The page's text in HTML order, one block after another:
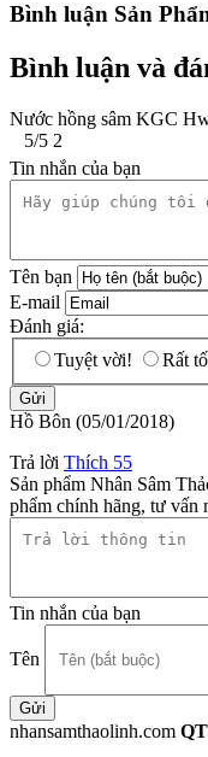
Bình luận Sản
Bình luận và
Nước hồng sâm KGC
5/5 2
Tin nhắn của bạn
Tên bạn
E-mail
Đánh giá:
Tuyệt vời!
Rất
Hồ Bôn (05/01/2018)
Trả lời Thích 55
Sản phẩm Nhân Sâm
phẩm chính hãng, tư vấn
Tin nhắn của bạn
Tên
nhansamthaolinh.com